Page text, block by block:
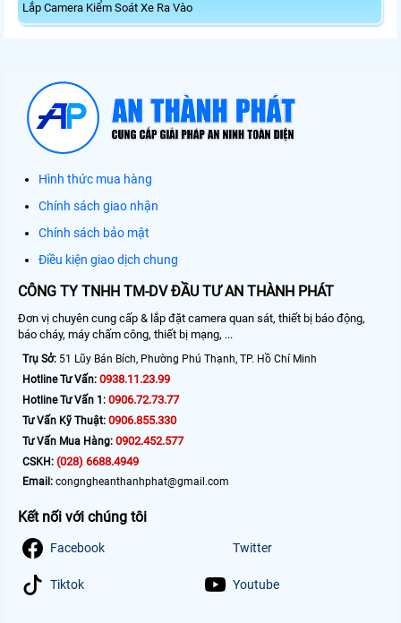
Lắp Camera Kiểm Soát Xe Ra Vào
Hình thức mua hàng
Chính sách giao nhận
Chính sách bảo mật
Điều kiện giao dịch chung
CÔNG TY TNHH TM-DV ĐẦU TƯ AN THÀNH PHÁT
Đơn vị chuyên cung cấp & lắp đặt camera quan sát, thiết bị báo động,
báo cháy, máy chấm công, thiết bị mạng, ...
Trụ Sở: 51 Lũy Bán Bích, Phường Phú Thạnh, TP. Hồ Chí Minh
Hotline Tư Vấn: 0938.11.23.99
Hotline Tư Vấn 1: 0906.72.73.77
Tư Vấn Kỹ Thuật: 0906.855.330
Tư Vấn Mua Hàng: 0902.452.577
CSKH: (028) 6688.4949
Email: congngheanthanhphat@gmail.com
Kết nối với chúng tôi
Facebook Twitter
Tiktok Youtube